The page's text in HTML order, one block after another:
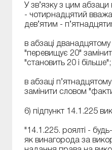
У зв’язку з цим абзаци
- чотирнадцятий
дев’ятим -
в абзаці
"перевищує 20"
"становить 20 і більше";
в абзаці
замінити словом
6) підпункт 14.1.225
"14.1.225. роялті -
як винагорода за